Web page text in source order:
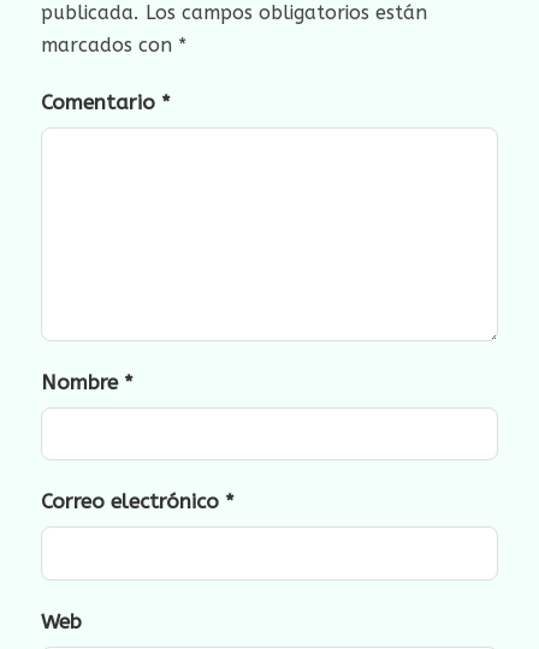
publicada. Los campos obligatorios están
marcados con *
Comentario *
Nombre *
Correo electrónico *
Web